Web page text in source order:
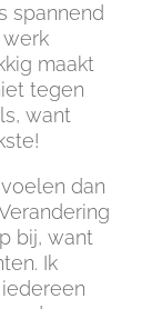
spannend
werk
maakt
tegen
want
dan
bij, want
Ik